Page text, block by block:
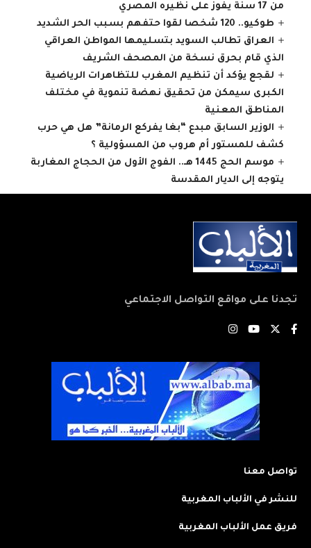
من 17 سنة يفوز على نظيره المصري
طوكيو.. 120 شخصا لقوا حتفهم بسبب الحر الشديد
العراق تطالب السويد بتسليمها المواطن العراقي
الذي قام بحرق نسخة من المصحف الشريف
لقجع يؤكد أن تنظيم المغرب للتظاهرات الرياضية
الكبرى سيمكن من تحقيق نهضة تنموية في مختلف
المناطق المعنية
الوزير السابق مبدع “بغا يفركع الرمانة” هل هي حرب
كشف للمستور أم هروب من المسؤولية ؟
موسم الحج 1445 هـ.. الفوج الأول من الحجاج المغاربة
يتوجه إلى الديار المقدسة
تجدنا على مواقع التواصل الاجتماعي
تواصل معنا
للنشر في الألباب المغربية
فريق عمل الألباب المغربية